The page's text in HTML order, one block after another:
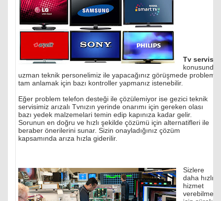
Tv servisi
konusunda
uzman teknik personelimiz ile yapacağınız görüşmede problemi
tam anlamak için bazı kontroller yapmanız istenebilir.
Eğer problem telefon desteği ile çözülemiyor ise gezici teknik
servisimiz arızalı Tvnızın yerinde onarımı için gereken olası
bazı yedek malzemelari temin edip kapınıza kadar gelir.
Sorunun en doğru ve hızlı şekilde çözümü için alternatifleri ile
beraber önerilerini sunar. Sizin onayladığınız çözüm
kapsamında arıza hızla giderilir.
Sizlere
daha hızlı
hizmet
verebilmek